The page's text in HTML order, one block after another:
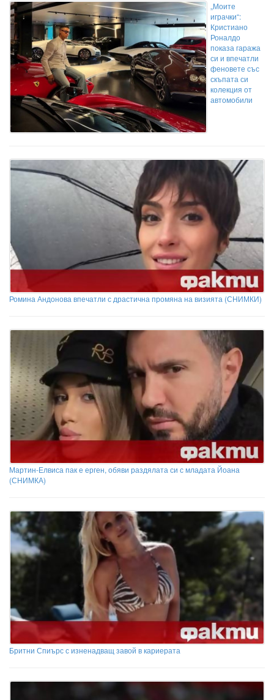
„Моите
играчки“:
Кристиано
Роналдо
показа гаража
си и впечатли
феновете със
скъпата си
колекция от
автомобили
Ромина Андонова впечатли с драстична промяна на визията (СНИМКИ)
Мартин-Елвиса пак е ерген, обяви раздялата си с младата Йоана
(СНИМКА)
Бритни Спиърс с изненадващ завой в кариерата